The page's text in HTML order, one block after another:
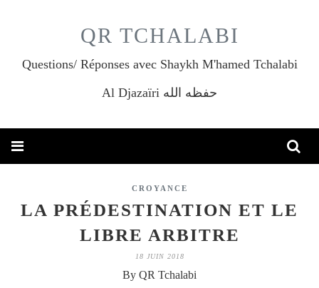
QR TCHALABI
Questions/ Réponses avec Shaykh M'hamed Tchalabi
Al Djazaïri حفظه الله
CROYANCE
LA PRÉDESTINATION ET LE
LIBRE ARBITRE
18 JUIN 2018
By QR Tchalabi